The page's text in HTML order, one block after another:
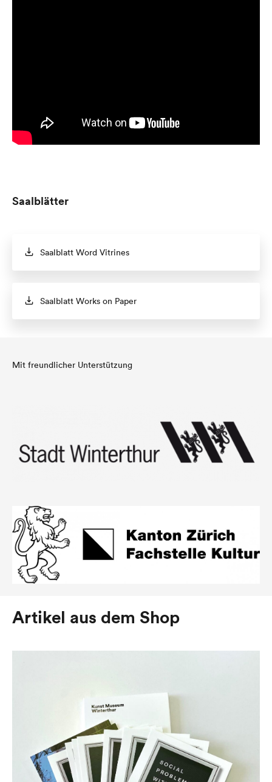
Saalblätter
Saalblatt Word Vitrines
Saalblatt Works on Paper
Mit freundlicher Unterstützung
Artikel aus dem Shop